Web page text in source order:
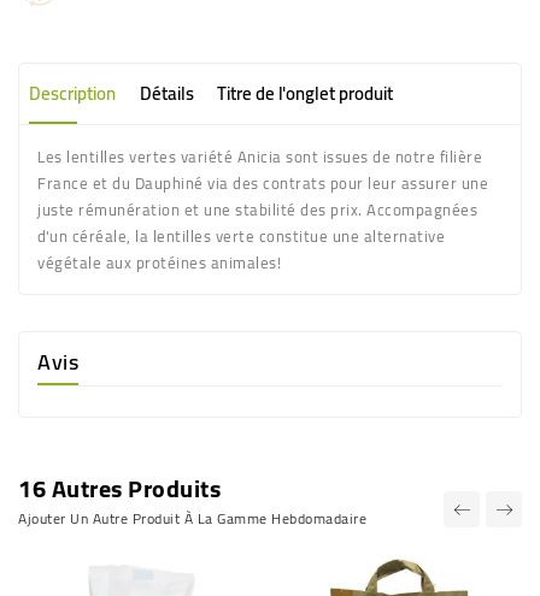
Description Détails Titre de l'onglet produit
Les lentilles vertes variété Anicia sont issues de notre filière
France et du Dauphiné via des contrats pour leur assurer une
juste rémunération et une stabilité des prix. Accompagnées
d'un céréale, la lentilles verte constitue une alternative
végétale aux protéines animales!
Avis
16 Autres Produits
Ajouter Un Autre Produit À La Gamme Hebdomadaire